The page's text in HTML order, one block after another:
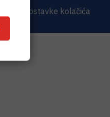
Postavke kolačića